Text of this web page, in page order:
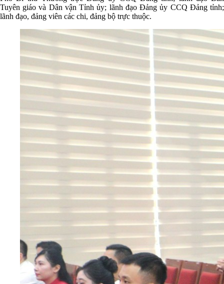
Tuyên giáo và Dân vận Tỉnh ủy; lãnh đạo Đảng ủy CCQ Đảng tỉnh;
lãnh đạo, đảng viên các chi, đảng bộ trực thuộc.